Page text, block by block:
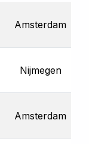
Amsterdam
Nijmegen
Amsterdam